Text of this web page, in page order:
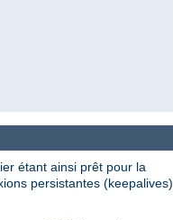
étant ainsi prêt pour la
persistantes (keepalives)